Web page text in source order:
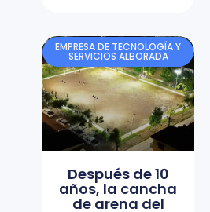
EMPRESA DE TECNOLOGÍA Y
SERVICIOS ALBORADA
Después de 10
años, la cancha
de arena del